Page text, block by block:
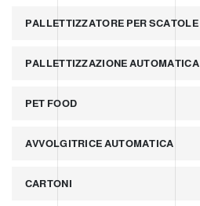
PALLETTIZZATORE PER SCATOLE
PALLETTIZZAZIONE AUTOMATICA
PET FOOD
AVVOLGITRICE AUTOMATICA
CARTONI